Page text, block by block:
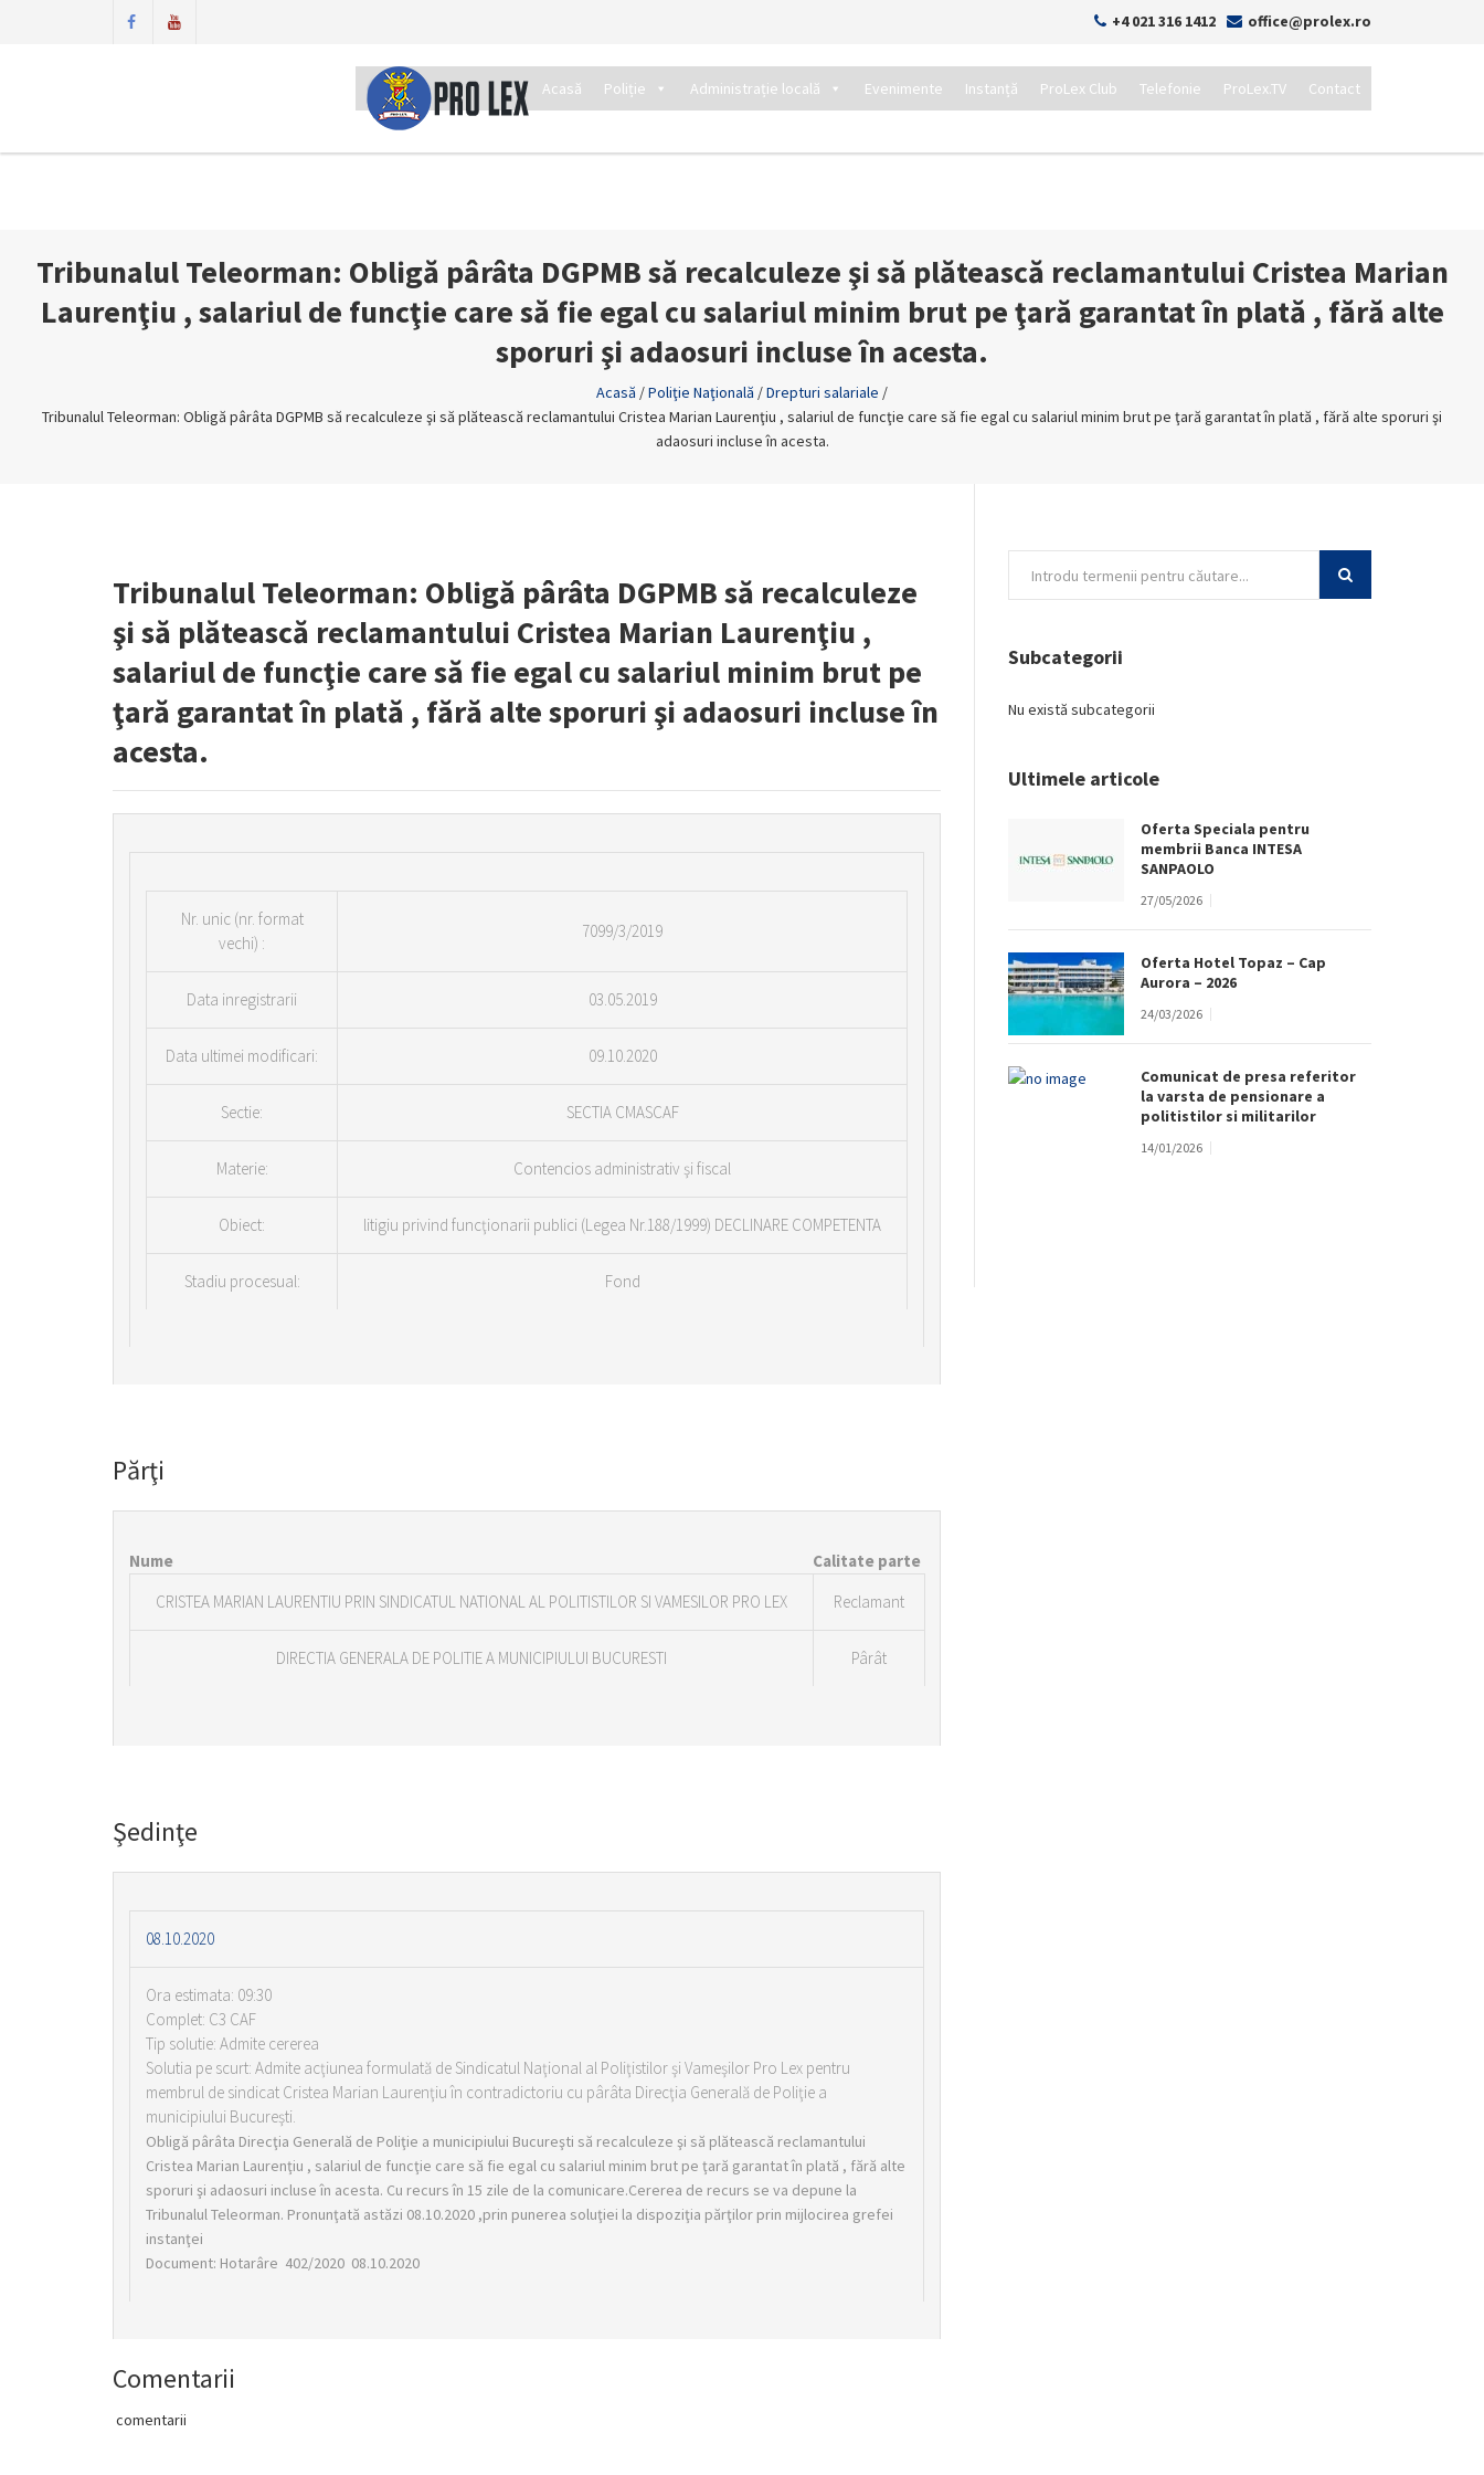
+4 021 316 1412 office@prolex.ro
Acasă Poliție Administrație locală Evenimente Instanță ProLex Club Telefonie ProLex.TV Contact
Tribunalul Teleorman: Obligă pârâta DGPMB să recalculeze şi să plătească reclamantului Cristea Marian
Laurenţiu , salariul de funcţie care să fie egal cu salariul minim brut pe ţară garantat în plată , fără alte
sporuri şi adaosuri incluse în acesta.
Acasă /Poliţie Naţională /Drepturi salariale /
Tribunalul Teleorman: Obligă pârâta DGPMB să recalculeze şi să plătească reclamantului Cristea Marian Laurenţiu , salariul de funcţie care să fie egal cu salariul minim brut pe ţară garantat în plată , fără alte sporuri şi
adaosuri incluse în acesta.
Tribunalul Teleorman: Obligă pârâta DGPMB să recalculeze
şi să plătească reclamantului Cristea Marian Laurenţiu ,
salariul de funcţie care să fie egal cu salariul minim brut pe
ţară garantat în plată , fără alte sporuri şi adaosuri incluse în
acesta.
Nr. unic (nr. format
vechi) :
7099/3/2019
Data inregistrarii 03.05.2019
Data ultimei modificari: 09.10.2020
Sectie: SECTIA CMASCAF
Materie: Contencios administrativ şi fiscal
Obiect: litigiu privind funcţionarii publici (Legea Nr.188/1999) DECLINARE COMPETENTA
Stadiu procesual: Fond
Părţi
Nume
Calitate parte
CRISTEA MARIAN LAURENTIU PRIN SINDICATUL NATIONAL AL POLITISTILOR SI VAMESILOR PRO LEX
Reclamant
DIRECTIA GENERALA DE POLITIE A MUNICIPIULUI BUCURESTI Pârât
Şedinţe
08.10.2020
Ora estimata: 09:30
Complet: C3 CAF
Tip solutie: Admite cererea
Solutia pe scurt: Admite acţiunea formulată de Sindicatul Naţional al Poliţistilor şi Vameşilor Pro Lex pentru
membrul de sindicat Cristea Marian Laurenţiu în contradictoriu cu pârâta Direcţia Generală de Poliţie a
municipiului Bucureşti.
Obligă pârâta Direcţia Generală de Poliţie a municipiului Bucureşti să recalculeze şi să plătească reclamantului
Cristea Marian Laurenţiu , salariul de funcţie care să fie egal cu salariul minim brut pe ţară garantat în plată , fără alte
sporuri şi adaosuri incluse în acesta. Cu recurs în 15 zile de la comunicare.Cererea de recurs se va depune la
Tribunalul Teleorman. Pronunţată astăzi 08.10.2020 ,prin punerea soluţiei la dispoziţia părţilor prin mijlocirea grefei
instanţei
Document: Hotarâre 402/2020 08.10.2020
Comentarii
comentarii
Subcategorii
Nu există subcategorii
Ultimele articole
Oferta Speciala pentru
membrii Banca INTESA
SANPAOLO
27/05/2026
Oferta Hotel Topaz – Cap
Aurora – 2026
24/03/2026
Comunicat de presa referitor
la varsta de pensionare a
politistilor si militarilor
14/01/2026